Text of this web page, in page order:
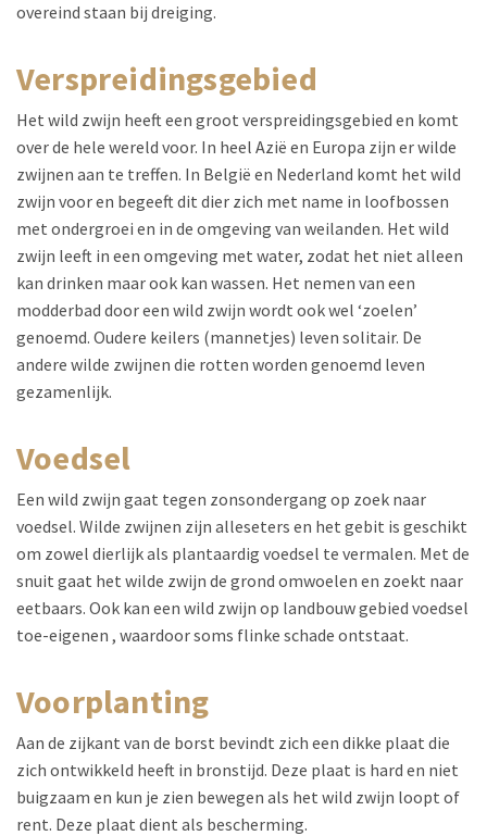
overeind staan bij dreiging.
verspreidingsgebied
Het wild zwijn heeft een groot verspreidingsgebied en komt
over de hele wereld voor. In heel Azië en Europa zijn er wilde
zwijnen aan te treffen. In België en Nederland komt het wild
zwijn voor en begeeft dit dier zich met name in loofbossen
met ondergroei en in de omgeving van weilanden. Het wild
zwijn leeft in een omgeving met water, zodat het niet alleen
kan drinken maar ook kan wassen. Het nemen van een
modderbad door een wild zwijn wordt ook wel ‘zoelen’
genoemd. Oudere keilers (mannetjes) leven solitair. De
andere wilde zwijnen die rotten worden genoemd leven
gezamenlijk.
voedsel
Een wild zwijn gaat tegen zonsondergang op zoek naar
voedsel. Wilde zwijnen zijn alleseters en het gebit is geschikt
om zowel dierlijk als plantaardig voedsel te vermalen. Met de
snuit gaat het wilde zwijn de grond omwoelen en zoekt naar
eetbaars. Ook kan een wild zwijn op landbouw gebied voedsel
toe-eigenen , waardoor soms flinke schade ontstaat.
voorplanting
Aan de zijkant van de borst bevindt zich een dikke plaat die
zich ontwikkeld heeft in bronstijd. Deze plaat is hard en niet
buigzaam en kun je zien bewegen als het wild zwijn loopt of
rent. Deze plaat dient als bescherming.